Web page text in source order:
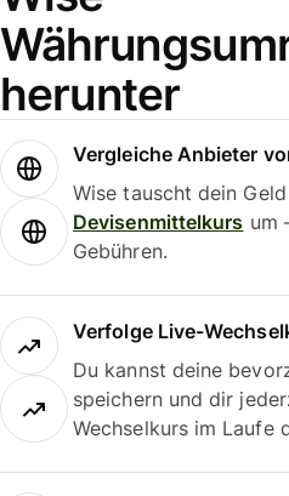
herunter
Vergleiche Anbieter
Wise tauscht dein
Devisenmittelkurs um
Gebühren.
Verfolge Live-
Du kannst deine
speichern und dir
Wechselkurs im Laufe